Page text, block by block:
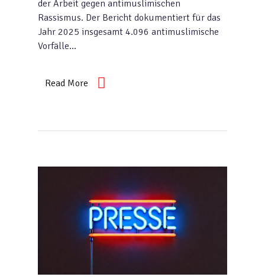
der Arbeit gegen antimuslimischen
Rassismus. Der Bericht dokumentiert für das
Jahr 2025 insgesamt 4.096 antimuslimische
Vorfälle…
Read More